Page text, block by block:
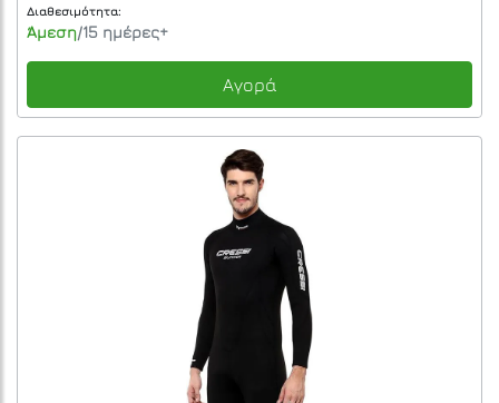
Διαθεσιμότητα:
Άμεση/15 ημέρες+
Αγορά